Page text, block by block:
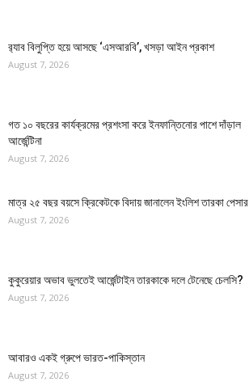
র‍্যাব বিলুপ্তি হয়ে আসছে ‘এসআরবি’, খসড়া আইন প্রকাশ
August 7, 2026
গত ১০ বছরের কার্যক্রমের প্রশংসা করে ইনফান্তিনোর পাশে দাঁড়াল
আর্জেন্টিনা
August 7, 2026
মাত্র ২৫ বছর বয়সে ক্রিকেটকে বিদায় জানালেন ইংলিশ তারকা পেসার
August 7, 2026
কুকুরেয়ার অভাব ভুলতেই আর্জেন্টাইন তারকাকে দলে টেনেছে চেলসি?
August 7, 2026
আবারও একই গ্রুপে ভারত-পাকিস্তান
August 7, 2026